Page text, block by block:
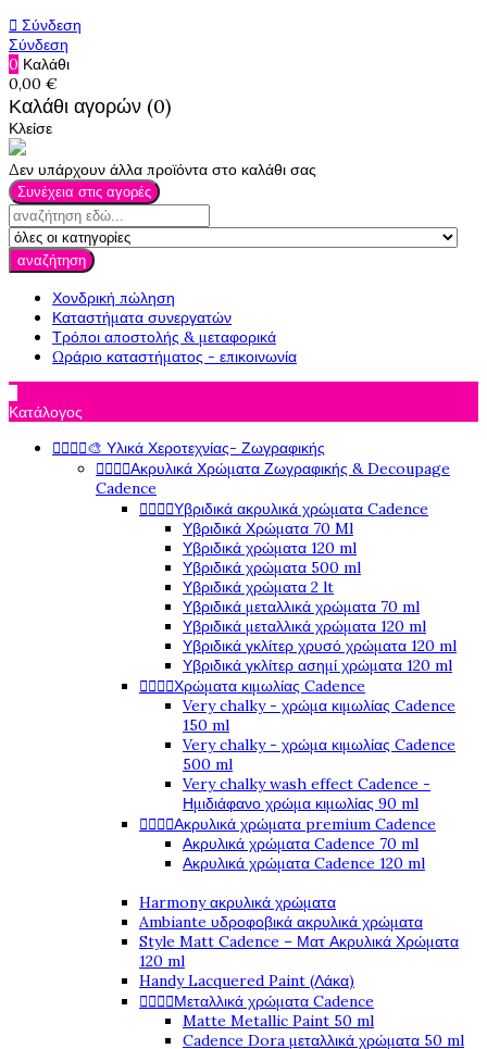
 Σύνδεση
Σύνδεση
0 Καλάθι
0,00 €
Καλάθι αγορών (0)
Κλείσε
Δεν υπάρχουν άλλα προϊόντα στο καλάθι σας
Συνέχεια στις αγορές
αναζήτηση
Χονδρική πώληση
Καταστήματα συνεργατών
Τρόποι αποστολής & μεταφορικά
Ωράριο καταστήματος - επικοινωνία
Κατάλογος
   🎨 Υλικά Χεροτεχνίας- Ζωγραφικής
   Ακρυλικά Χρώματα Ζωγραφικής & Decoupage
Cadence
   Υβριδικά ακρυλικά χρώματα Cadence
Υβριδικά Χρώματα 70 Ml
Υβριδικά χρώματα 120 ml
Υβριδικά χρώματα 500 ml
Υβριδικά χρώματα 2 lt
Υβριδικά μεταλλικά χρώματα 70 ml
Υβριδικά μεταλλικά χρώματα 120 ml
Υβριδικά γκλίτερ χρυσό χρώματα 120 ml
Υβριδικά γκλίτερ ασημί χρώματα 120 ml
   Χρώματα κιμωλίας Cadence
Very chalky - χρώμα κιμωλίας Cadence
150 ml
Very chalky - χρώμα κιμωλίας Cadence
500 ml
Very chalky wash effect Cadence -
Ημιδιάφανο χρώμα κιμωλίας 90 ml
   Ακρυλικά χρώματα premium Cadence
Ακρυλικά χρώματα Cadence 70 ml
Ακρυλικά χρώματα Cadence 120 ml
Harmony ακρυλικά χρώματα
Ambiante υδροφοβικά ακρυλικά χρώματα
Style Matt Cadence – Ματ Ακρυλικά Χρώματα
120 ml
Handy Lacquered Paint (Λάκα)
   Μεταλλικά χρώματα Cadence
Matte Metallic Paint 50 ml
Cadence Dora μεταλλικά χρώματα 50 ml